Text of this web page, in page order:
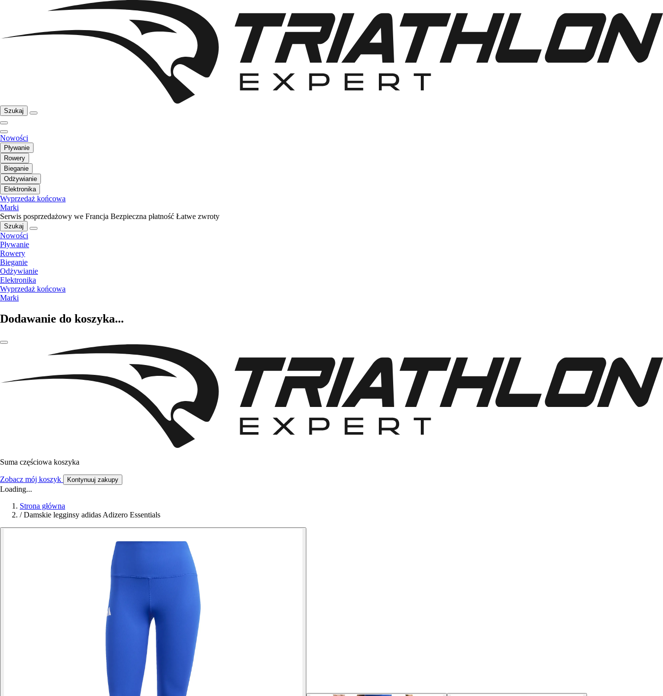
Szukaj
Nowości
Pływanie
Rowery
Bieganie
Odżywianie
Elektronika
Wyprzedaż końcowa
Marki
Serwis posprzedażowy we Francja Bezpieczna płatność Łatwe zwroty
Szukaj
Nowości
Pływanie
Rowery
Bieganie
Odżywianie
Elektronika
Wyprzedaż końcowa
Marki
Dodawanie do koszyka...
Suma częściowa koszyka
Zobacz mój koszyk Kontynuuj zakupy
Loading...
Strona główna
/ Damskie legginsy adidas Adizero Essentials